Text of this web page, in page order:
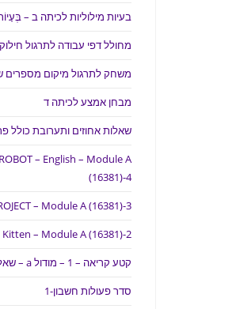
בעיות מילוליות לכיתה ב –
מחולל דפי עבודה לתרגול
משחק לתרגול מיקום מספרים
מבחן אמצע לכיתה ד
שאלות אחוזים ותערובת כולל
– English – Module A
(16381)-4
– Module A (16381)-3
– Module A (16381)-2
קטע קריאה – 1 – מודול a – שאלון 16381
סדר פעולות חשבון-1